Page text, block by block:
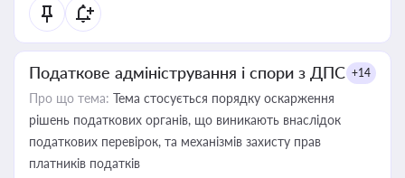
Податкове адміністрування і спори з ДПС +14
Про що тема: Тема стосується порядку оскарження
рішень податкових органів, що виникають внаслідок
податкових перевірок, та механізмів захисту прав
платників податків